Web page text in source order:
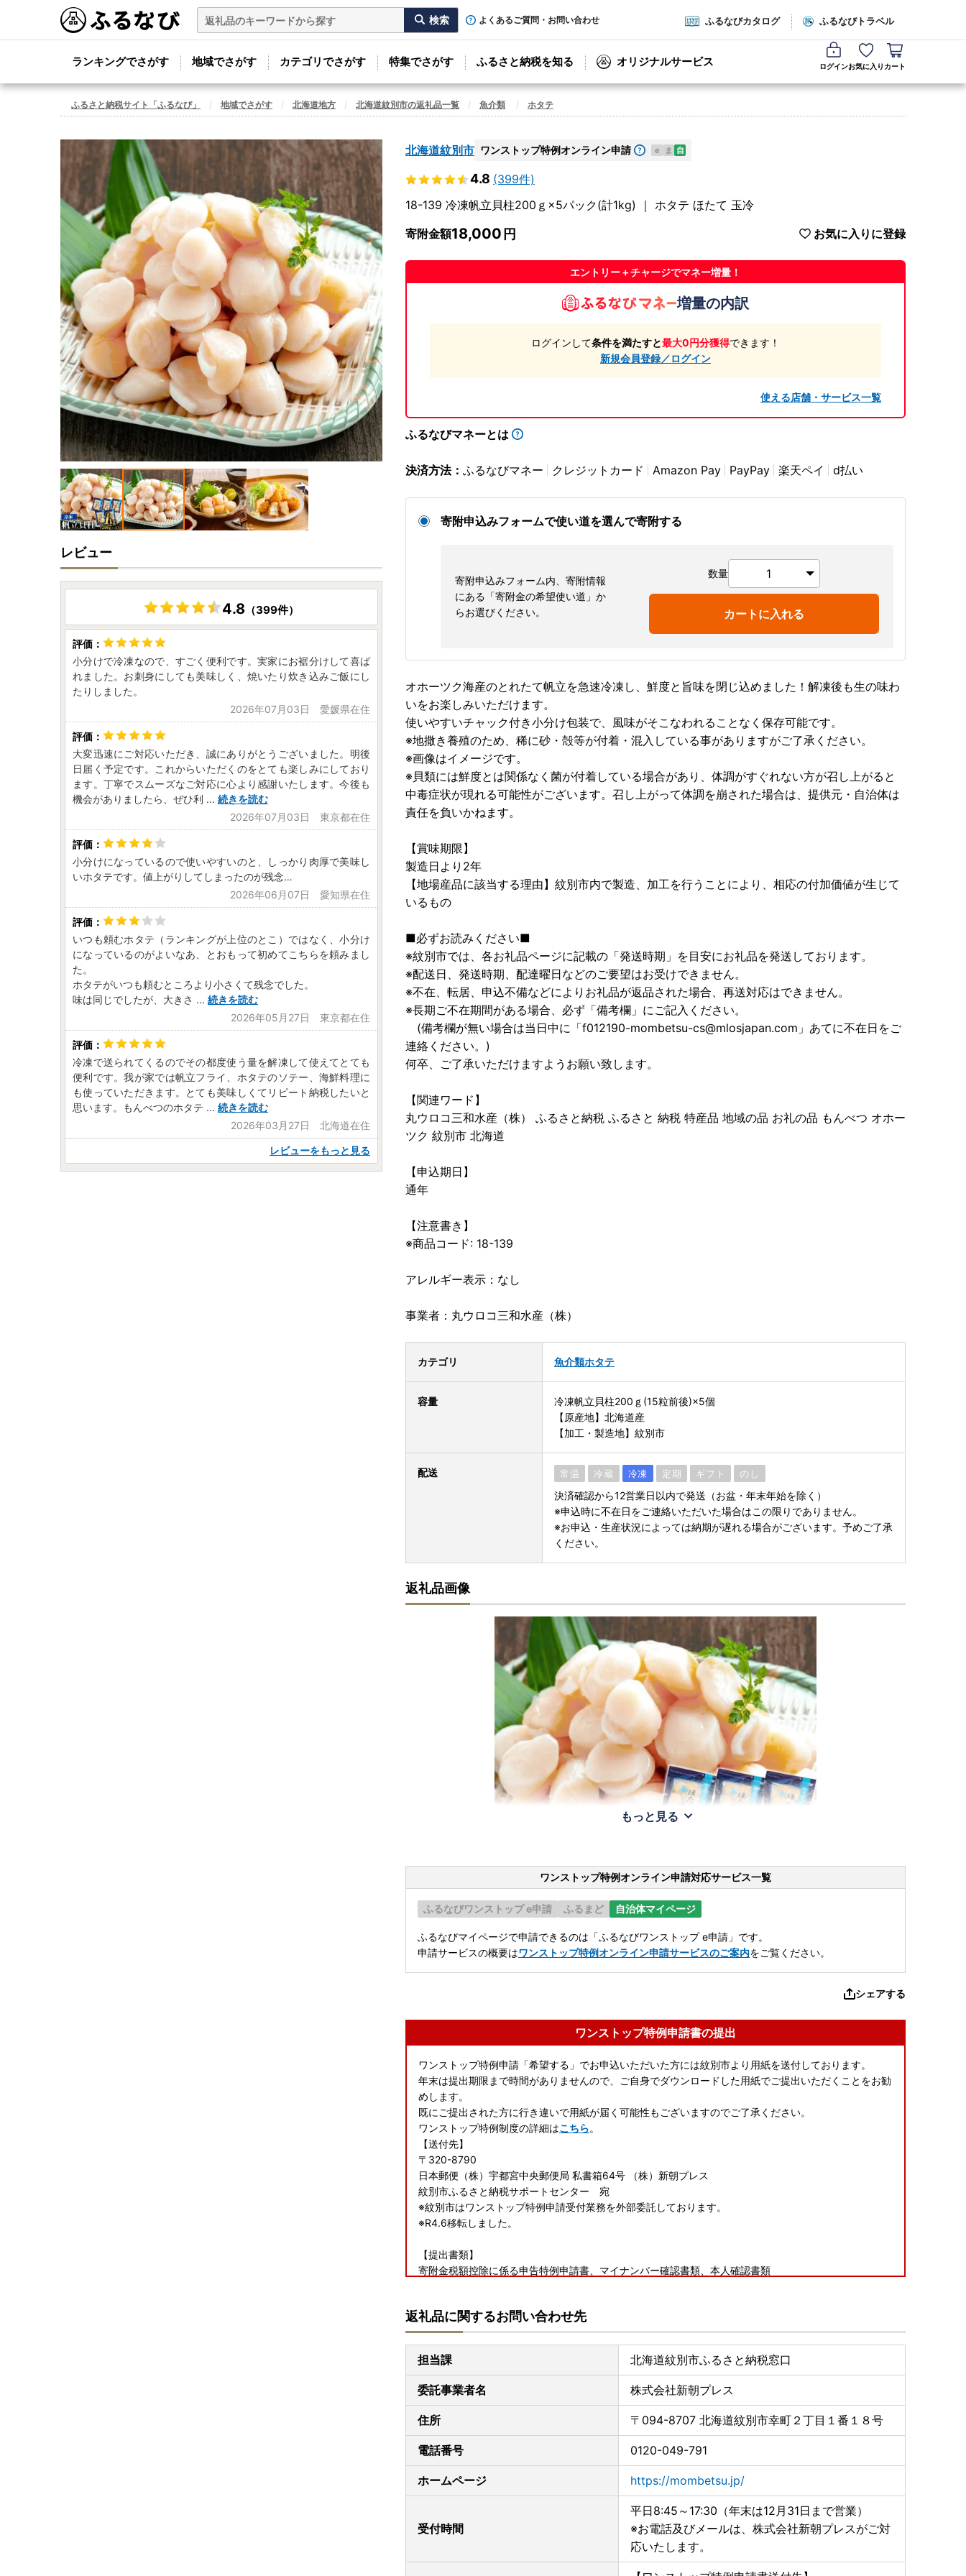
よくあるご質問・お問い合わせ ふるなびカタログ ふるなびトラベル
ランキングでさがす 地域でさがす カテゴリでさがす 特集でさがす ふるさと納税を知る オリジナルサービス ログインお気に入り カート
ふるさと納税サイト「ふるなび」 地域でさがす 北海道地方 北海道紋別市の返礼品一覧 魚介類 ホタテ
北海道紋別市 ワンストップ特例オンライン申請 e ま 自
4.8 (399件)
18-139 冷凍帆立貝柱200ｇ×5パック(計1kg) ｜ ホタテ ほたて 玉冷
寄附金額18,000 お気に入りに登録
エントリー＋チャージでマネー増量！
増量の内訳
ログインして条件を満たすと最大0円分獲得できます！
新規会員登録／ログイン
使える店舗・サービス一覧
ふるなびマネーとは
決済方法： ふるなびマネー クレジットカード Amazon Pay PayPay 楽天ペイ d払い
寄附申込みフォームで使い道を選んで寄附する
寄附申込みフォーム内、寄附情報
にある「寄附金の希望使い道」か
らお選びください。
数量
カートに入れる
オホーツク海産のとれたて帆立を急速冷凍し、鮮度と旨味を閉じ込めました！解凍後も生の味わ
いをお楽しみいただけます。
使いやすいチャック付き小分け包装で、風味がそこなわれることなく保存可能です。
※地撒き養殖のため、稀に砂・殻等が付着・混入している事がありますがご了承ください。
※画像はイメージです。
※貝類には鮮度とは関係なく菌が付着している場合があり、体調がすぐれない方が召し上がると
中毒症状が現れる可能性がございます。召し上がって体調を崩された場合は、提供元・自治体は
責任を負いかねます。
【賞味期限】
製造日より2年
【地場産品に該当する理由】紋別市内で製造、加工を行うことにより、相応の付加価値が生じて
いるもの
■必ずお読みください■
※紋別市では、各お礼品ページに記載の「発送時期」を目安にお礼品を発送しております。
※配送日、発送時期、配達曜日などのご要望はお受けできません。
※不在、転居、申込不備などによりお礼品が返品された場合、再送対応はできません。
※長期ご不在期間がある場合、必ず「備考欄」にご記入ください。
(備考欄が無い場合は当日中に「f012190-mombetsu-cs@mlosjapan.com」あてに不在日をご
連絡ください。)
何卒、ご了承いただけますようお願い致します。
【関連ワード】
丸ウロコ三和水産（株） ふるさと納税 ふるさと 納税 特産品 地域の品 お礼の品 もんべつ オホー
ツク 紋別市 北海道
【申込期日】
通年
【注意書き】
※商品コード: 18-139
アレルギー表示：なし
事業者：丸ウロコ三和水産（株）
カテゴリ 魚介類ホタテ
容量
冷凍帆立貝柱200ｇ(15粒前後)×5個
【原産地】北海道産
【加工・製造地】紋別市
配送 常温 冷蔵 冷凍 定期 ギフト のし
決済確認から12営業日以内で発送（お盆・年末年始を除く）
※申込時に不在日をご連絡いただいた場合はこの限りでありません。
※お申込・生産状況によっては納期が遅れる場合がございます。予めご了承
ください。
返礼品画像
もっと見る
ワンストップ特例オンライン申請対応サービス一覧
ふるなびワンストップ e申請 ふるまど 自治体マイページ
ふるなびマイページで申請できるのは「ふるなびワンストップ e申請」です。
申請サービスの概要はワンストップ特例オンライン申請サービスのご案内をご覧ください。
シェアする
ワンストップ特例申請書の提出
ワンストップ特例申請「希望する」でお申込いただいた方には紋別市より用紙を送付しております。
年末は提出期限まで時間がありませんので、ご自身でダウンロードした用紙でご提出いただくことをお勧
めします。
既にご提出された方に行き違いで用紙が届く可能性もございますのでご了承ください。
ワンストップ特例制度の詳細はこちら。
【送付先】
〒320-8790
日本郵便（株）宇都宮中央郵便局 私書箱64号 （株）新朝プレス
紋別市ふるさと納税サポートセンター 宛
※紋別市はワンストップ特例申請受付業務を外部委託しております。
※R4.6移転しました。
【提出書類】
寄附金税額控除に係る申告特例申請書、マイナンバー確認書類、本人確認書類
[オンラインワンストップ申請をご利用ください！！]
マイナンバーカードをお持ちの方は「自治体マイページ」よりオンラインで申請いただけます。
書類の作成や郵送が不要。ぜひご利用ください。
返礼品に関するお問い合わせ先
担当課 北海道紋別市ふるさと納税窓口
委託事業者名 株式会社新朝プレス
住所 〒094-8707 北海道紋別市幸町２丁目１番１８号
電話番号 0120-049-791
ホームページ https://mombetsu.jp/
受付時間
平日8:45～17:30（年末は12月31日まで営業）
※お電話及びメールは、株式会社新朝プレスがご対
応いたします。
レビュー
4.8 （399件）
小分けで冷凍なので、すごく便利です。実家にお裾分けして喜ば
れました。お刺身にしても美味しく、焼いたり炊き込みご飯にし
たりしました。
2026年07月03日 愛媛県在住
大変迅速にご対応いただき、誠にありがとうございました。明後
日届く予定です。これからいただくのをとても楽しみにしており
ます。丁寧でスムーズなご対応に心より感謝いたします。今後も
機会がありましたら、ぜひ利 ... 続きを読む
2026年07月03日 東京都在住
小分けになっているので使いやすいのと、しっかり肉厚で美味し
いホタテです。値上がりしてしまったのが残念…
2026年06月07日 愛知県在住
いつも頼むホタテ（ランキングが上位のとこ）ではなく、小分け
になっているのがよいなあ、とおもって初めてこちらを頼みまし
た。
ホタテがいつも頼むところより小さくて残念でした。
味は同じでしたが、大きさ ... 続きを読む
2026年05月27日 東京都在住
冷凍で送られてくるのでその都度使う量を解凍して使えてとても
便利です。我が家では帆立フライ、ホタテのソテー、海鮮料理に
も使っていただきます。とても美味しくてリピート納税したいと
思います。もんべつのホタテ ... 続きを読む
2026年03月27日 北海道在住
レビューをもっと見る